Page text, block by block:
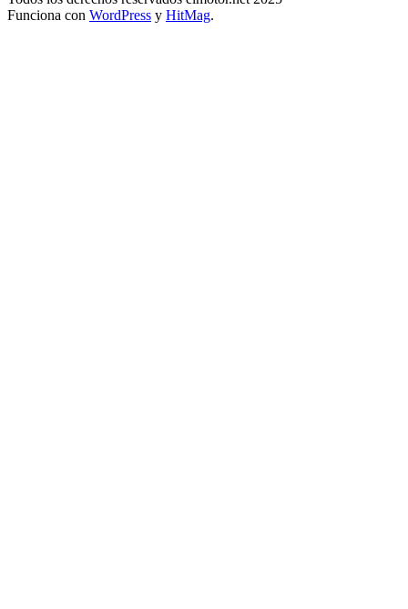
Funciona con WordPress y HitMag.